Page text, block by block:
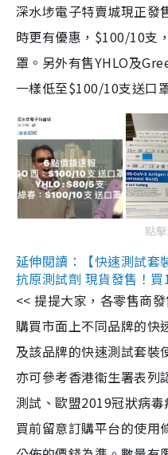
深水埗電子特賣城現正
時更有優惠，$100/10支
罩。另外有售YHLO及
一樣低至$100/10支送口
點
延伸閱讀：【快速測試套
抗原測試劑 現貨發售！
<< 提提大家，各零售商
購買市面上不同品牌的快
及該品牌的快速測試套裝
亦可參考香港衞生署表列
測試、歐盟2019冠狀病
買前留意訂購平台的使用